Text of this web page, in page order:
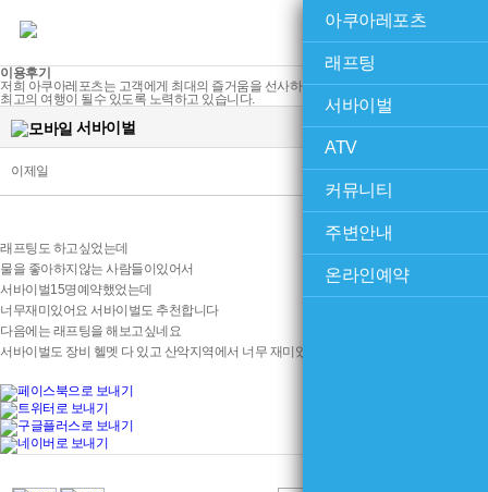
아쿠아레포츠
래프팅
서바이벌
ATV
커뮤니티
주변안내
온라인예약
이용후기
저희 아쿠아레포츠는 고객에게 최대의 즐거움을 선사하고
최고의 여행이 될수 있도록 노력하고 있습니다.
서바이벌
이제일 조회수184 2025-06-27 17:58:25
래프팅도 하고싶었는데
물을 좋아하지않는 사람들이있어서
서바이벌15명예약했었는데
너무재미있어요 서바이벌도 추천합니다
다음에는 래프팅을 해보고싶네요
서바이벌도 장비 헬멧 다 있고 산악지역에서 너무 재미있었어요!! 다음에 또 올게요